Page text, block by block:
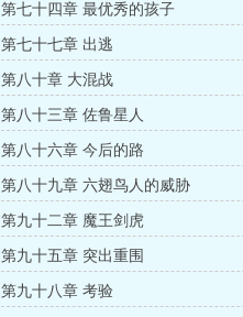
第七十四章 最优秀的孩子
第七十七章 出逃
第八十章 大混战
第八十三章 佐鲁星人
第八十六章 今后的路
第八十九章 六翅鸟人的威胁
第九十二章 魔王剑虎
第九十五章 突出重围
第九十八章 考验